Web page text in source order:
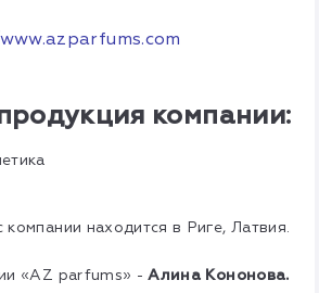
компании:
находится в Риге, Латвия.
«AZ parfums» -Алина Кононова.